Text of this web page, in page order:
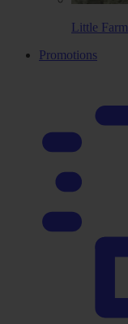
Little Farm
Promotions